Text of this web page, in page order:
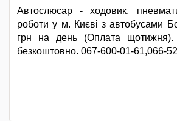
Автослюсар - ходовик,
роботи у м. Києві з автобусами
грн на день (Оплата
безкоштовно. 067-600-01-61,066-